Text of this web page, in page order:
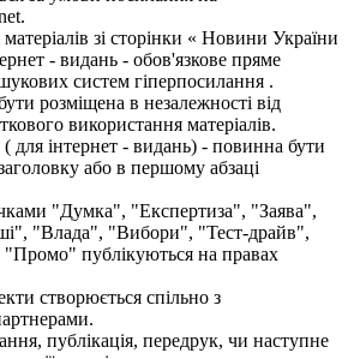
зі сторінки « Новини України
- видань - обов'язкове пряме
систем гіперпосилання .
розміщена в незалежності від
використання матеріалів.
для інтернет - видань) - повинна бути
або в першому абзаці
"Думка", "Експертиза", "Заява",
"Влада", "Вибори", "Тест-драйв",
публікуються на правах
створюється спільно з
публікація, передрук, чи наступне